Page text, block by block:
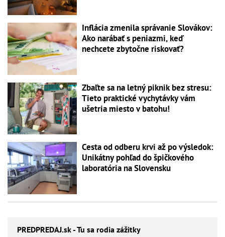
Inflácia zmenila správanie Slovákov:
Ako narábať s peniazmi, keď
nechcete zbytočne riskovať?
Zbaľte sa na letný piknik bez stresu:
Tieto praktické vychytávky vám
ušetria miesto v batohu!
Cesta od odberu krvi až po výsledok:
Unikátny pohľad do špičkového
laboratória na Slovensku
PREDPREDAJ.sk - Tu sa rodia zážitky